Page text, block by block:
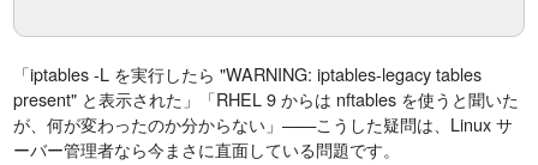
「iptables -L を実行したら "WARNING: iptables-legacy tables
present" と表示された」「RHEL 9 からは nftables を使うと聞いた
が、何が変わったのか分からない」——こうした疑問は、Linux サ
ーバー管理者なら今まさに直面している問題です。